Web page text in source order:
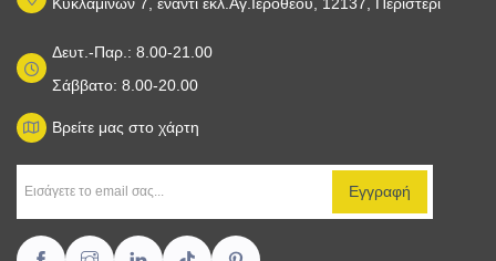
Δευτ.-Παρ.: 8.00-21.00
Σάββατο: 8.00-20.00
Βρείτε μας στο χάρτη